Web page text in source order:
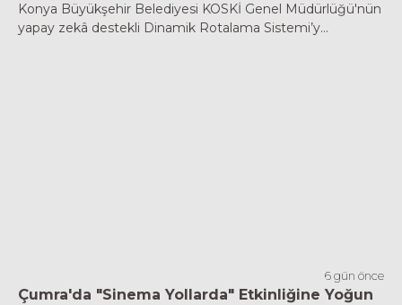
Konya Büyükşehir Belediyesi KOSKİ Genel Müdürlüğü'nün
yapay zekâ destekli Dinamik Rotalama Sistemi’y...
6 gün önce
Çumra'da "Sinema Yollarda" Etkinliğine Yoğun